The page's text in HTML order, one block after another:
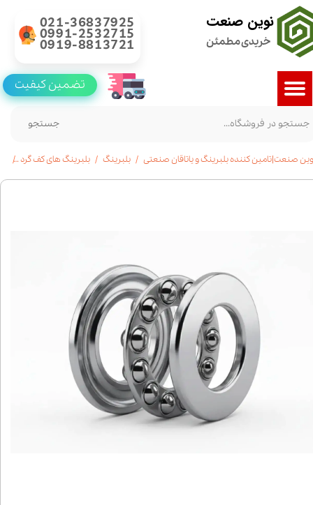
نوین صنعت
خریدی مطمئن
021-36837925
0991-2532715
0919-8813721
جستجو
تضمین کیفیت
صنعت|تامین کننده بلبرینگ و یاتاقان صنعتی بلبرینگ بلبرینگ های کف گرد